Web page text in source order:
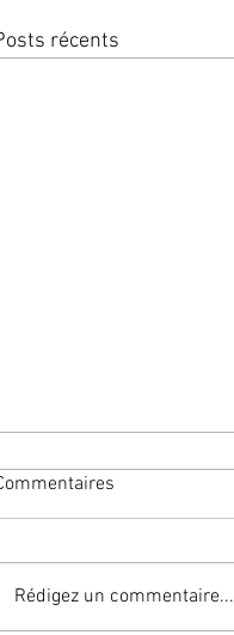
récents
Rédigez un commentaire...